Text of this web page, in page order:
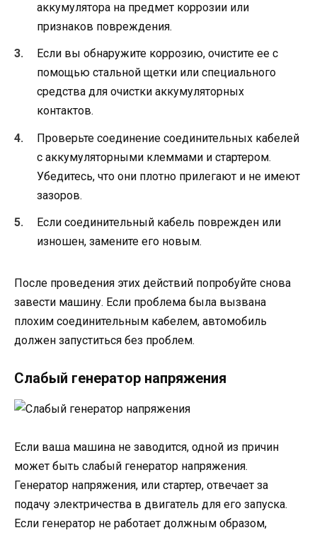
аккумулятора на предмет коррозии или
признаков повреждения.
Если вы обнаружите коррозию, очистите ее с
помощью стальной щетки или специального
средства для очистки аккумуляторных
контактов.
Проверьте соединение соединительных кабелей
с аккумуляторными клеммами и стартером.
Убедитесь, что они плотно прилегают и не имеют
зазоров.
Если соединительный кабель поврежден или
изношен, замените его новым.
После проведения этих действий попробуйте снова
завести машину. Если проблема была вызвана
плохим соединительным кабелем, автомобиль
должен запуститься без проблем.
Слабый генератор напряжения
Если ваша машина не заводится, одной из причин
может быть слабый генератор напряжения.
Генератор напряжения, или стартер, отвечает за
подачу электричества в двигатель для его запуска.
Если генератор не работает должным образом,